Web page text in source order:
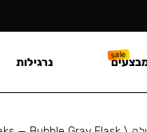
נרגילות